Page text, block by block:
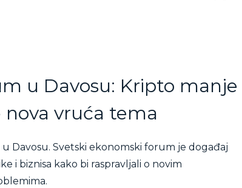
u Davosu: Kripto manje
nova vruća tema
Davosu. Svetski ekonomski forum je događaj
i biznisa kako bi raspravljali o novim